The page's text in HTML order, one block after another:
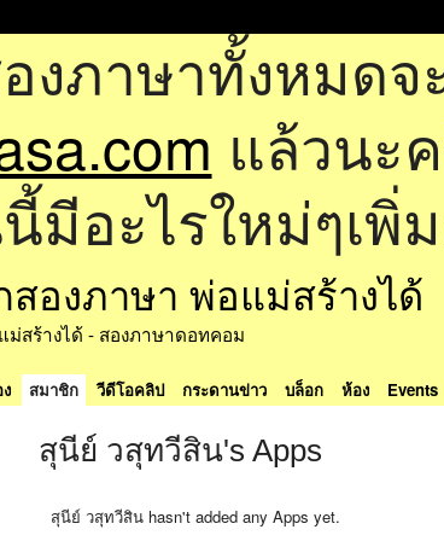
องภาษาทั้งหมดจ
แล้วนะ
มีอะไรใหม่ๆเพิ่
สร้างได้ - สองภาษาดอทคอม
สมาชิก วีดีโอคลิป กระดานข่าว บล็อก ห้อง Events
สุนีย์ วสุทวีสิน's Apps
สุนีย์ วสุทวีสิน hasn't added any Apps yet.